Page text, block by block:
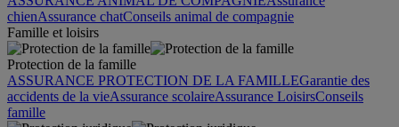
chienAssurance chatConseils animal de compagnie
Famille et loisirs
Protection de la famille
ASSURANCE PROTECTION DE LA FAMILLEGarantie des
accidents de la vieAssurance scolaireAssurance LoisirsConseils
famille